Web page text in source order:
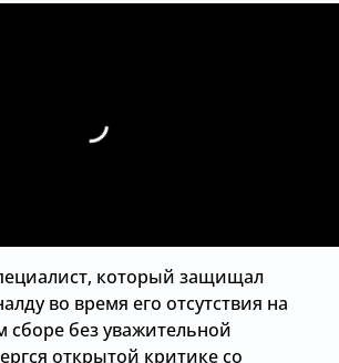
который защищал
во время его отсутствия на
сборе без уважительной
открытой критике со